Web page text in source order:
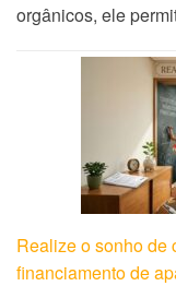
orgânicos, ele
Realize o sonho de
financiamento de